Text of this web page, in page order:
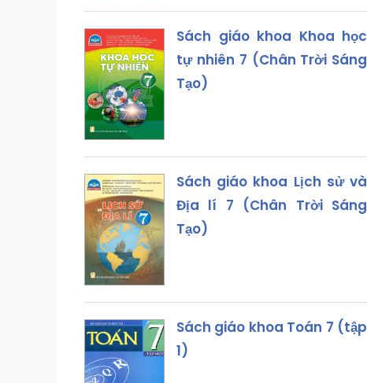
Sách giáo khoa Khoa học
tự nhiên 7 (Chân Trời Sáng
Tạo)
Sách giáo khoa Lịch sử và
Địa lí 7 (Chân Trời Sáng
Tạo)
Sách giáo khoa Toán 7 (tập
1)